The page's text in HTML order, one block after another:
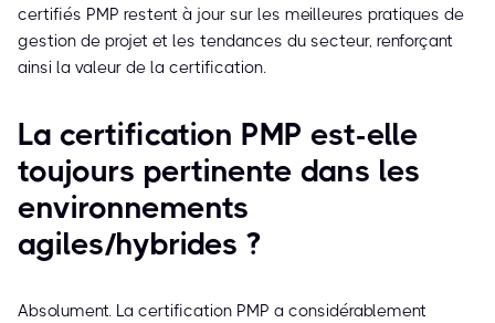
certifiés PMP restent à jour sur les meilleures pratiques de
gestion de projet et les tendances du secteur, renforçant
ainsi la valeur de la certification.
La certification PMP est-elle
toujours pertinente dans les
environnements
agiles/hybrides ?
Absolument. La certification PMP a considérablement